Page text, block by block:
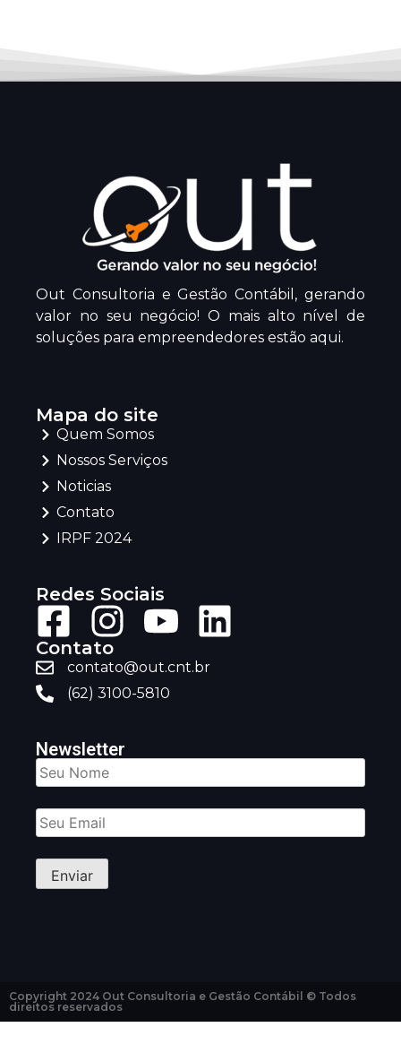
Out Consultoria e Gestão Contábil, gerando
valor no seu negócio! O mais alto nível de
soluções para empreendedores estão aqui.
Mapa do site
Quem Somos
Nossos Serviços
Noticias
Contato
IRPF 2024
Redes Sociais
Contato
contato@out.cnt.br
(62) 3100-5810
Newsletter
Copyright 2024 Out Consultoria e Gestão Contábil © Todos
direitos reservados